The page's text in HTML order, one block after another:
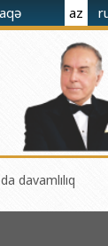
az
davamlılıq